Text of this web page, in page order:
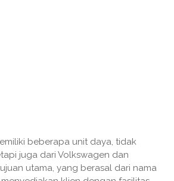
beberapa unit daya, tidak
juga dari Volkswagen dan
utama, yang berasal dari nama